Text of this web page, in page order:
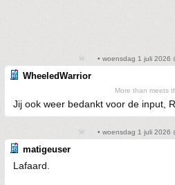
• woensdag 1 juli 2026
WheeledWarrior
More than meets
Jij ook weer bedankt voor de input,
• woensdag 1 juli 2026
matigeuser
Lafaard.